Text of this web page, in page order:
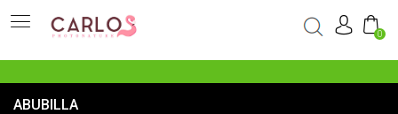
0
ABUBILLA